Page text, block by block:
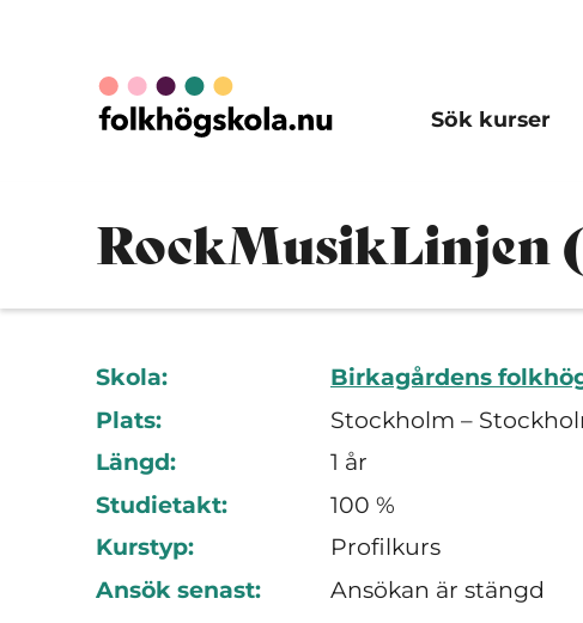
Sök kurser
RockMusikLinjen
Skola:
Birkagårdens
Plats:
Stockholm –
Längd:
1 år
Studietakt:
100 %
Kurstyp:
Profilkurs
Ansök senast:
Ansökan är stängd